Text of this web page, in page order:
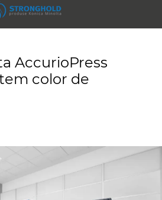
AccurioPress
color de